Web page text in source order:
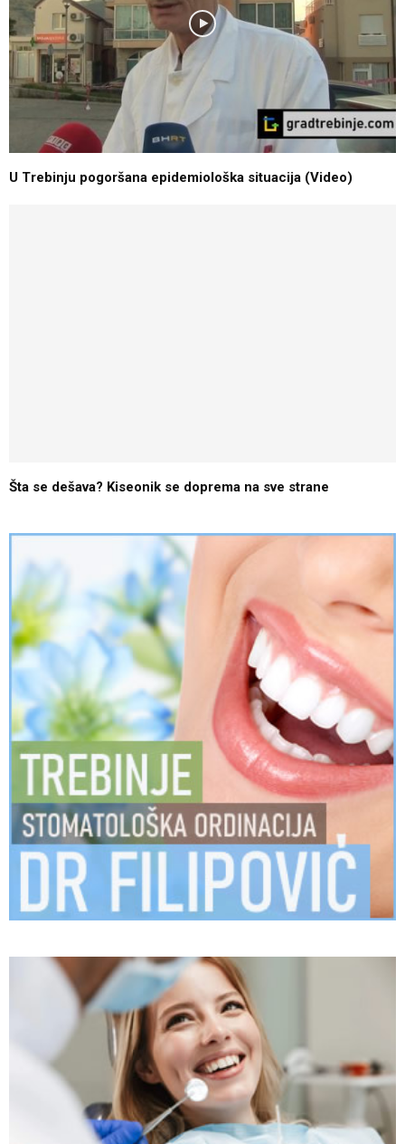
U Trebinju pogoršana epidemiološka situacija (Video)
Šta se dešava? Kiseonik se doprema na sve strane